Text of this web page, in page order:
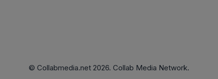
© Collabmedia.net 2026. Collab Media Network.